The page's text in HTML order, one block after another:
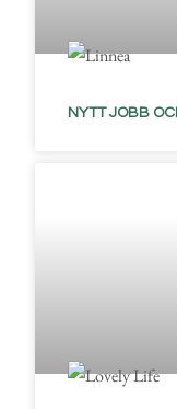
NYTT JOBB